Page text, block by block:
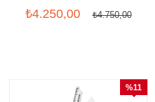
₺4.250,00 ₺4.750,00
%11